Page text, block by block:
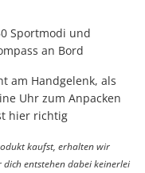
Sportmodi und
an Bord
am Handgelenk, als
Uhr zum Anpacken
hier richtig
kaufst, erhalten wir
entstehen dabei keinerlei